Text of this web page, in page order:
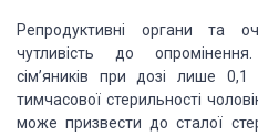
Репродуктивні органи та
чутливість до
сім’яників при дозі лише
тимчасової стерильності
може призвести до сталої